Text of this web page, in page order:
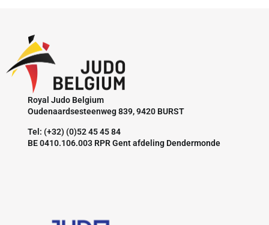
Royal Judo Belgium
Oudenaardsesteenweg 839, 9420 BURST
Tel: (+32) (0)52 45 45 84
BE 0410.106.003 RPR Gent afdeling Dendermonde